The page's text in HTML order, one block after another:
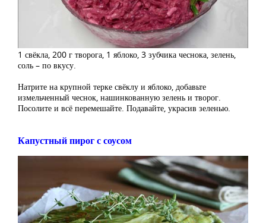
1 свёкла, 200 г творога, 1 яблоко, 3 зубчика чеснока, зелень,
соль – по вкусу.
Натрите на крупной терке свёклу и яблоко, добавьте
измельченный чеснок, нашинкованную зелень и творог.
Посолите и всё перемешайте. Подавайте, украсив зеленью.
Капустный пирог с соусом